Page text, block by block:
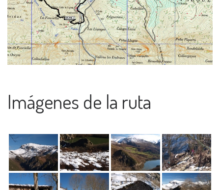
Imágenes de la ruta